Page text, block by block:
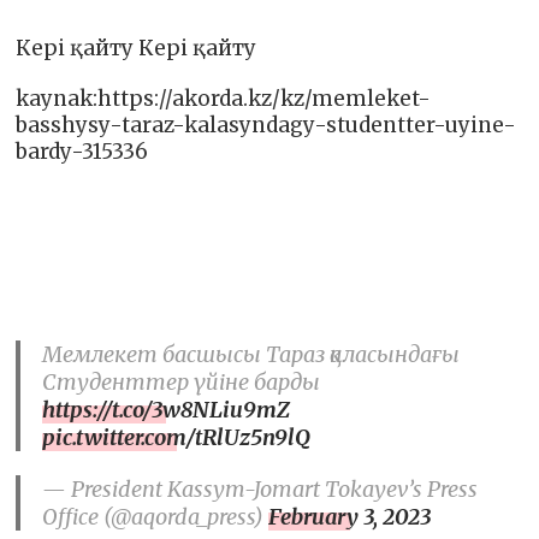
Кері қайту Кері қайту
kaynak:https://akorda.kz/kz/memleket-
basshysy-taraz-kalasyndagy-studentter-uyine-
bardy-315336
Мемлекет басшысы Тараз қаласындағы
Студенттер үйіне барды
https://t.co/3w8NLiu9mZ
pic.twitter.com/tRlUz5n9lQ
— President Kassym-Jomart Tokayev’s Press
Office (@aqorda_press)February 3, 2023